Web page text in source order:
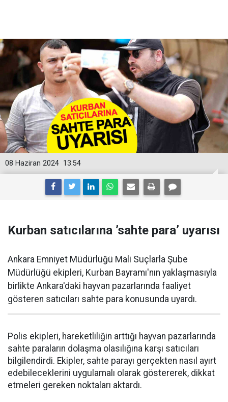
13:54
08 Haziran 2024
Kurban satıcılarına ’sahte para’ uyarısı
Ankara Emniyet Müdürlüğü Mali Suçlarla Şube
Müdürlüğü ekipleri, Kurban Bayramı'nın yaklaşmasıyla
birlikte Ankara'daki hayvan pazarlarında faaliyet
gösteren satıcıları sahte para konusunda uyardı.
Polis ekipleri, hareketliliğin arttığı hayvan pazarlarında
sahte paraların dolaşma olasılığına karşı satıcıları
bilgilendirdi. Ekipler, sahte parayı gerçekten nasıl ayırt
edebileceklerini uygulamalı olarak göstererek, dikkat
etmeleri gereken noktaları aktardı.